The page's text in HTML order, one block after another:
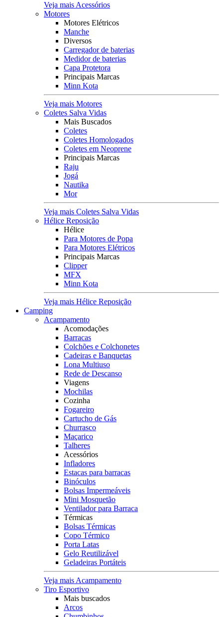
Veja mais Acessórios
Motores
Motores Elétricos
Manche
Diversos
Carregador de baterias
Medidor de baterias
Capa Protetora
Principais Marcas
Minn Kota
Veja mais Motores
Coletes Salva Vidas
Mais Buscados
Coletes
Coletes Homologados
Coletes em Neoprene
Principais Marcas
Raju
Jogá
Nautika
Mor
Veja mais Coletes Salva Vidas
Hélice Reposição
Hélice
Para Motores de Popa
Para Motores Elétricos
Principais Marcas
Clipper
MFX
Minn Kota
Veja mais Hélice Reposição
Camping
Acampamento
Acomodações
Barracas
Colchões e Colchonetes
Cadeiras e Banquetas
Lona Multiuso
Rede de Descanso
Viagens
Mochilas
Cozinha
Fogareiro
Cartucho de Gás
Churrasco
Maçarico
Talheres
Acessórios
Infladores
Estacas para barracas
Binóculos
Bolsas Impermeáveis
Mini Mosquetão
Ventilador para Barraca
Térmicas
Bolsas Térmicas
Copo Térmico
Porta Latas
Gelo Reutilizável
Geladeiras Portáteis
Veja mais Acampamento
Tiro Esportivo
Mais buscados
Arcos